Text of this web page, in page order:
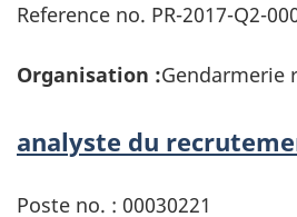
Reference no. PR-2017-Q2-
Organisation :Gendarmerie
analyste du
Poste no. : 00030221